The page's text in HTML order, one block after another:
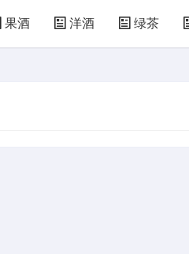
果酒 洋酒 绿茶